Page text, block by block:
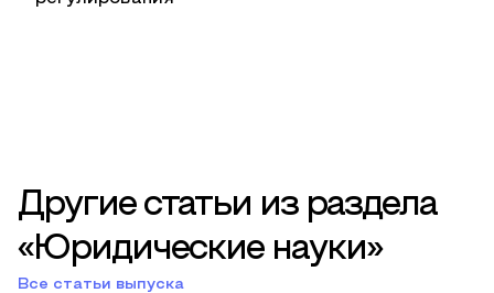
Другие статьи из раздела
«Юридические науки»
Все статьи выпуска